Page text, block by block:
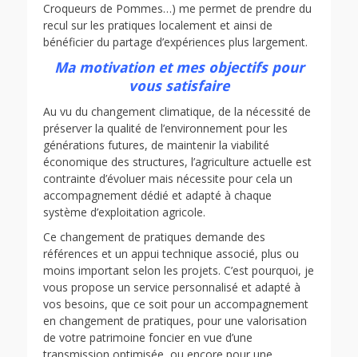
Croqueurs de Pommes…) me permet de prendre du
recul sur les pratiques localement et ainsi de
bénéficier du partage d’expériences plus largement.
Ma motivation et mes objectifs pour
vous satisfaire
Au vu du changement climatique, de la nécessité de
préserver la qualité de l’environnement pour les
générations futures, de maintenir la viabilité
économique des structures, l’agriculture actuelle est
contrainte d’évoluer mais nécessite pour cela un
accompagnement dédié et adapté à chaque
système d’exploitation agricole.
Ce changement de pratiques demande des
références et un appui technique associé, plus ou
moins important selon les projets. C’est pourquoi, je
vous propose un service personnalisé et adapté à
vos besoins, que ce soit pour un accompagnement
en changement de pratiques, pour une valorisation
de votre patrimoine foncier en vue d’une